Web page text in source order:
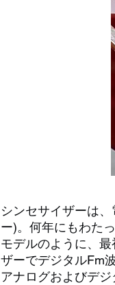
シンセサイザーは
ー)。何年にもわた
モデルのように、
ザーでデジタルFm
アナログおよびデ